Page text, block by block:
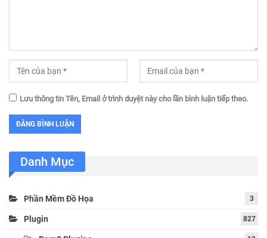
Lưu thông tin Tên, Email ở trình duyệt này cho lần bình luận tiếp theo.
Danh Mục
Phần Mềm Đồ Họa 3
Plugin 827